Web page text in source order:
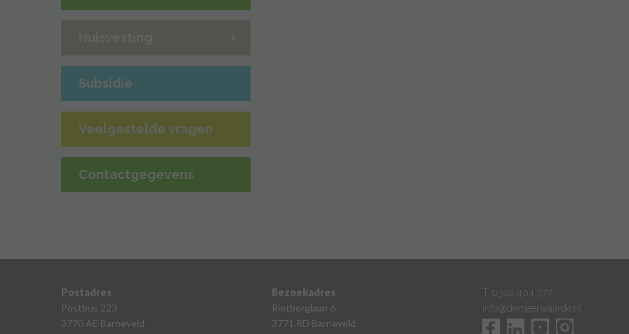
Subsidie
Veelgestelde vragen
Contactgegevens
Postadres
Postbus 223
3770 AE Barneveld
Bezoekadres
Rietberglaan 6
3771 RD Barneveld
T 0342 404 777
info@demeerwaarde.nl